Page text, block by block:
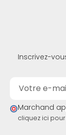
Inscrivez-
Marchand
cliquez ici